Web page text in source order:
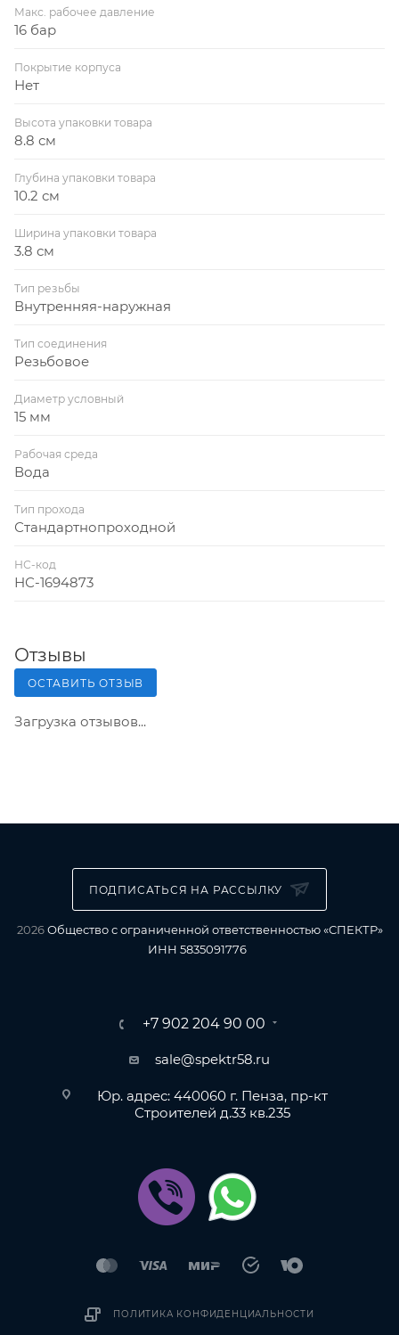
Макс. рабочее давление
16 бар
Покрытие корпуса
Нет
Высота упаковки товара
8.8 см
Глубина упаковки товара
10.2 см
Ширина упаковки товара
3.8 см
Тип резьбы
Внутренняя-наружная
Тип соединения
Резьбовое
Диаметр условный
15 мм
Рабочая среда
Вода
Тип прохода
Стандартнопроходной
НС-код
НС-1694873
Отзывы
ОСТАВИТЬ ОТЗЫВ
Загрузка отзывов...
ПОДПИСАТЬСЯ НА РАССЫЛКУ
2026Общество с ограниченной ответственностью «СПЕКТР»
ИНН 5835091776
+7 902 204 90 00
sale@spektr58.ru
Юр. адрес: 440060 г. Пенза, пр-кт
Строителей д.33 кв.235
ПОЛИТИКА КОНФИДЕНЦИАЛЬНОСТИ